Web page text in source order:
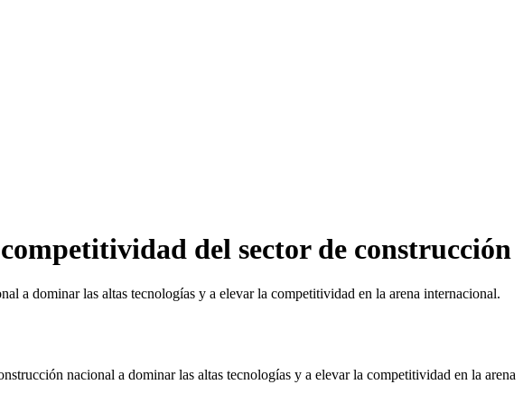
del sector de construcción
a dominar las altas tecnologías y a elevar la competitividad en la arena internacional.
nacional a dominar las altas tecnologías y a elevar la competitividad en la arena